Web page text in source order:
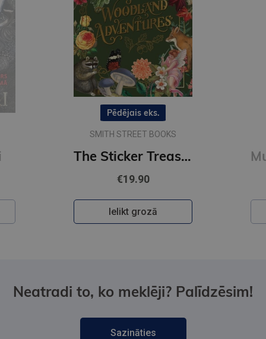
Pēdējais eks.
SMITH STREET BOOKS
The Sticker Treasury of Woodland Adventures : An eclectic book of stickers for journaling, collaging
€19.90
Ielikt grozā
Neatradi to, ko meklēji? Palīdzēsim!
Sazināties